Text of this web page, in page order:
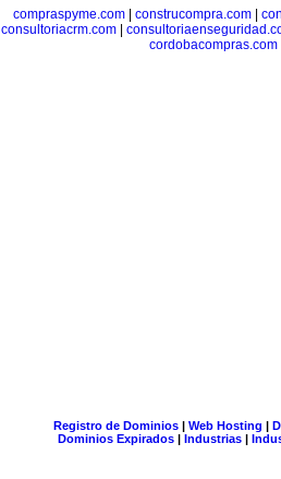
compraspyme.com
construcompra.com
consultoriacrm.com|
cordobacompras.com
Registro de Dominios| Web Hosting |
Dominios Expirados | Industrias |